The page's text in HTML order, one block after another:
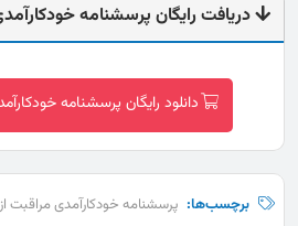
دریافت رایگان پرسشنامه
دانلود رایگان پرسشنامه
برچسب‌ها: پرسشنامه خودکارآمدی مراقبت